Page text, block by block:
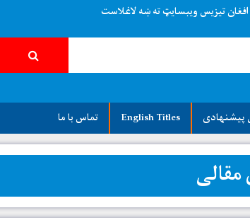
تیزیس ویبسایټ ته ښه لاغلاست
پیشنهادی English Titles تماس با ما